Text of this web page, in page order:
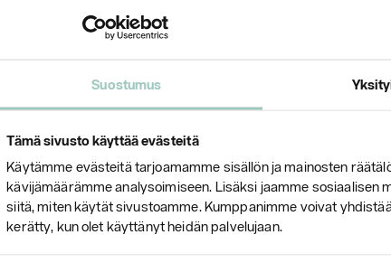
Suostumus
Tämä sivusto käyttää evästeitä
Käytämme evästeitä tarjoamamme sisällön ja mainosten
kävijämäärämme analysoimiseen. Lisäksi jaamme sosiaalisen
siitä, miten käytät sivustoamme. Kumppanimme voivat
kerätty, kun olet käyttänyt heidän palvelujaan.